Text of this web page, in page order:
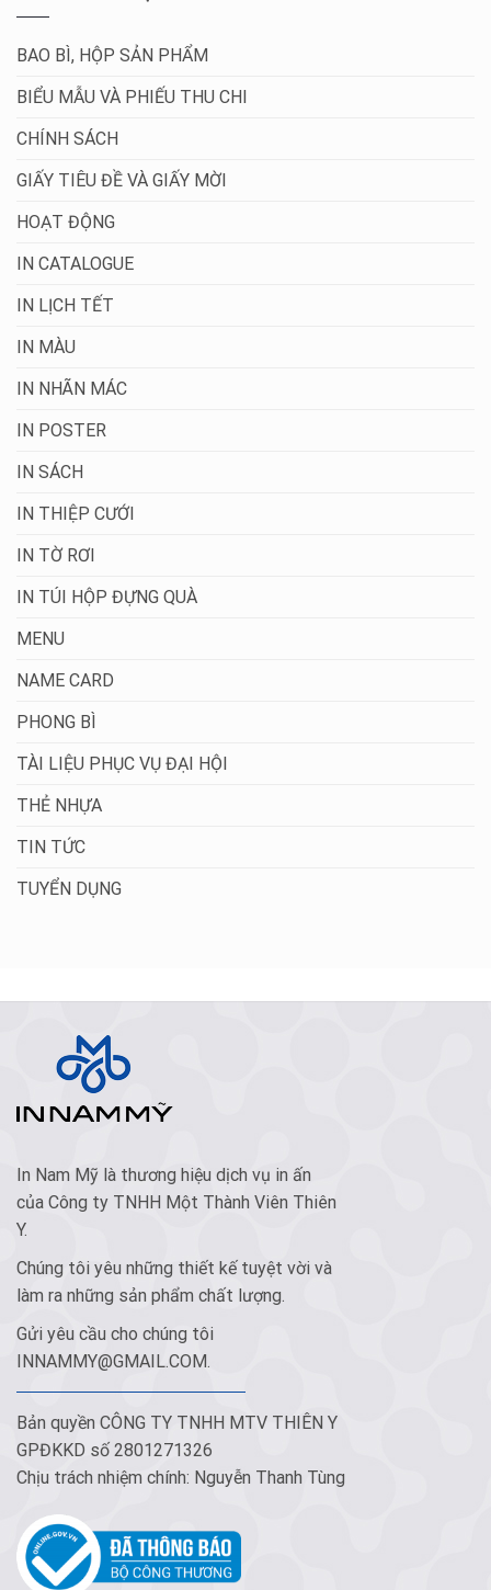
BAO BÌ, HỘP SẢN PHẨM
BIỂU MẪU VÀ PHIẾU THU CHI
CHÍNH SÁCH
GIẤY TIÊU ĐỀ VÀ GIẤY MỜI
HOẠT ĐỘNG
IN CATALOGUE
IN LỊCH TẾT
IN MÀU
IN NHÃN MÁC
IN POSTER
IN SÁCH
IN THIỆP CƯỚI
IN TỜ RƠI
IN TÚI HỘP ĐỰNG QUÀ
MENU
NAME CARD
PHONG BÌ
TÀI LIỆU PHỤC VỤ ĐẠI HỘI
THẺ NHỰA
TIN TỨC
TUYỂN DỤNG
In Nam Mỹ là thương hiệu dịch vụ in ấn
của Công ty TNHH Một Thành Viên Thiên
Y.
Chúng tôi yêu những thiết kế tuyệt vời và
làm ra những sản phẩm chất lượng.
Gửi yêu cầu cho chúng tôi
INNAMMY@GMAIL.COM.
Bản quyền CÔNG TY TNHH MTV THIÊN Y
GPĐKKD số 2801271326
Chịu trách nhiệm chính: Nguyễn Thanh Tùng